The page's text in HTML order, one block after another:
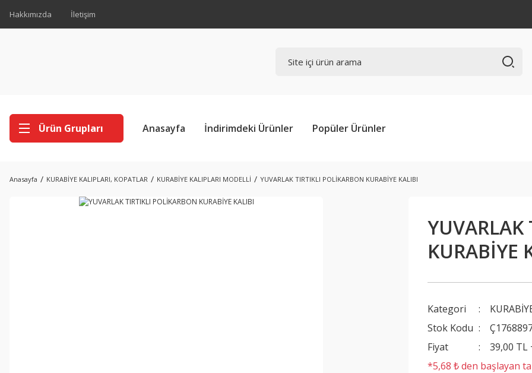
Hakkımızda İletişim
Ürün Grupları Anasayfa İndirimdeki Ürünler Popüler Ürünler
Anasayfa KURABİYE KALIPLARI, KOPATLAR KURABİYE KALIPLARI MODELLİ YUVARLAK TIRTIKLI POLİKARBON KURABİYE KALIBI
YUVARLAK
KURABİYE
Kategori
Stok Kodu
Fiyat
39,00 TL
*5,68 ₺ den başlayan